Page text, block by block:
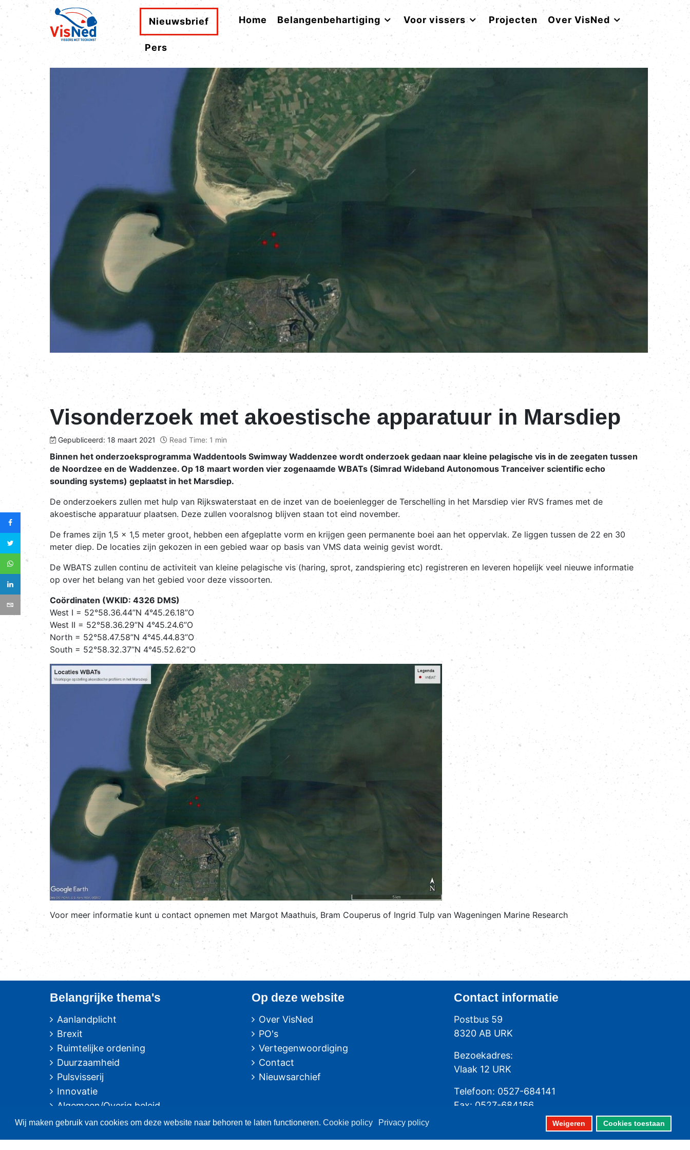
Wij maken gebruik van cookies om deze website naar behoren te laten functioneren. Cookie policy Privacy policy Weigeren Cookies toestaan
Nieuwsbrief Home Belangenbehartiging Voor vissers Projecten Over VisNed
Pers
Visonderzoek met akoestische apparatuur in Marsdiep
Gepubliceerd: 18 maart 2021 Read Time: 1 min
Binnen het onderzoeksprogramma Waddentools Swimway Waddenzee wordt onderzoek gedaan naar kleine pelagische vis in de zeegaten tussen
de Noordzee en de Waddenzee. Op 18 maart worden vier zogenaamde WBATs (Simrad Wideband Autonomous Tranceiver scientific echo
sounding systems) geplaatst in het Marsdiep.
De onderzoekers zullen met hulp van Rijkswaterstaat en de inzet van de boeienlegger de Terschelling in het Marsdiep vier RVS frames met de
akoestische apparatuur plaatsen. Deze zullen vooralsnog blijven staan tot eind november.
De frames zijn 1,5 x 1,5 meter groot, hebben een afgeplatte vorm en krijgen geen permanente boei aan het oppervlak. Ze liggen tussen de 22 en 30
meter diep. De locaties zijn gekozen in een gebied waar op basis van VMS data weinig gevist wordt.
De WBATS zullen continu de activiteit van kleine pelagische vis (haring, sprot, zandspiering etc) registreren en leveren hopelijk veel nieuwe informatie
op over het belang van het gebied voor deze vissoorten.
Coördinaten (WKID: 4326 DMS)
West I = 52°58.36.44’’N 4°45.26.18’’O
West II = 52°58.36.29’’N 4°45.24.6’’O
North = 52°58.47.58’’N 4°45.44.83’’O
South = 52°58.32.37’’N 4°45.52.62’’O
Voor meer informatie kunt u contact opnemen met Margot Maathuis, Bram Couperus of Ingrid Tulp van Wageningen Marine Research
Belangrijke thema's
Aanlandplicht
Brexit
Ruimtelijke ordening
Duurzaamheid
Pulsvisserij
Innovatie
Algemeen/Overig beleid
Vissers voor schone zee
Op deze website
Over VisNed
PO's
Vertegenwoordiging
Contact
Nieuwsarchief
Contactinformatie
Postbus 59
8320 AB URK
Bezoekadres:
Vlaak 12 URK
Telefoon: 0527-684141
Fax: 0527-684166